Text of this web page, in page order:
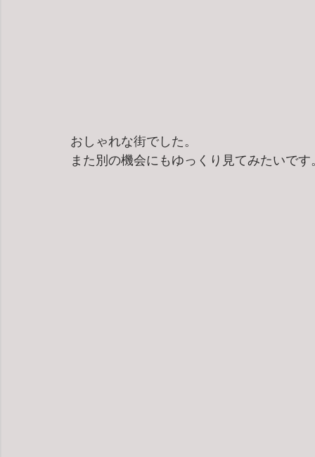
おしゃれな街でした。
また別の機会にもゆっくり見てみたいです